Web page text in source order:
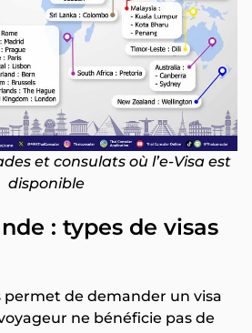
et consulats où l’e-Visa est
disponible
: types de visas
permet de demander un visa
ne bénéficie pas de